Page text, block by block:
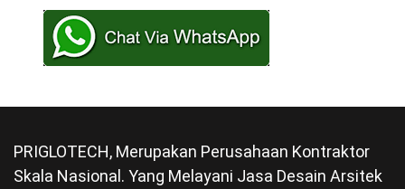
PRIGLOTECH, Merupakan Perusahaan Kontraktor
Skala Nasional. Yang Melayani Jasa Desain Arsitek